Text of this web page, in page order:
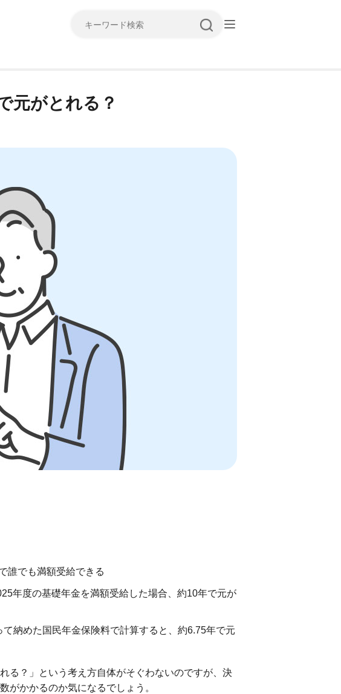
キーワード検索
元がとれる？
誰でも満額受給できる
年度の基礎年金を満額受給した場合、約10年で元が
納めた国民年金保険料で計算すると、約6.75年で元
る？」という考え方自体がそぐわないのですが、決
がかかるのか気になるでしょう。